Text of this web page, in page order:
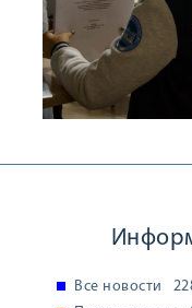
Все новости